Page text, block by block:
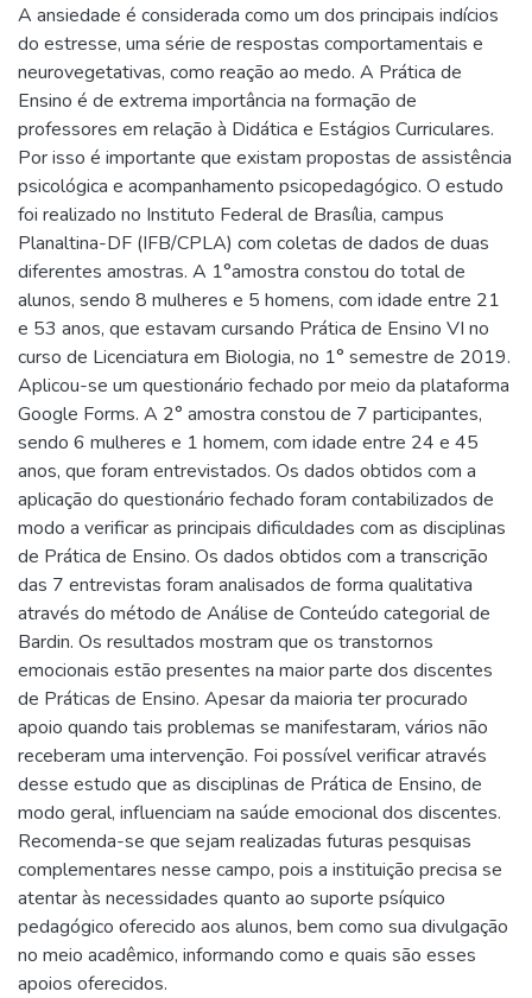
A ansiedade é considerada como um dos principais indícios
do estresse, uma série de respostas comportamentais e
neurovegetativas, como reação ao medo. A Prática de
Ensino é de extrema importância na formação de
professores em relação à Didática e Estágios Curriculares.
Por isso é importante que existam propostas de assistência
psicológica e acompanhamento psicopedagógico. O estudo
foi realizado no Instituto Federal de Brasília, campus
Planaltina-DF (IFB/CPLA) com coletas de dados de duas
diferentes amostras. A 1°amostra constou do total de
alunos, sendo 8 mulheres e 5 homens, com idade entre 21
e 53 anos, que estavam cursando Prática de Ensino VI no
curso de Licenciatura em Biologia, no 1° semestre de 2019.
Aplicou-se um questionário fechado por meio da plataforma
Google Forms. A 2° amostra constou de 7 participantes,
sendo 6 mulheres e 1 homem, com idade entre 24 e 45
anos, que foram entrevistados. Os dados obtidos com a
aplicação do questionário fechado foram contabilizados de
modo a verificar as principais dificuldades com as disciplinas
de Prática de Ensino. Os dados obtidos com a transcrição
das 7 entrevistas foram analisados de forma qualitativa
através do método de Análise de Conteúdo categorial de
Bardin. Os resultados mostram que os transtornos
emocionais estão presentes na maior parte dos discentes
de Práticas de Ensino. Apesar da maioria ter procurado
apoio quando tais problemas se manifestaram, vários não
receberam uma intervenção. Foi possível verificar através
desse estudo que as disciplinas de Prática de Ensino, de
modo geral, influenciam na saúde emocional dos discentes.
Recomenda-se que sejam realizadas futuras pesquisas
complementares nesse campo, pois a instituição precisa se
atentar às necessidades quanto ao suporte psíquico
pedagógico oferecido aos alunos, bem como sua divulgação
no meio acadêmico, informando como e quais são esses
apoios oferecidos.